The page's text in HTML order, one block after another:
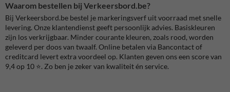
Waarom bestellen bij Verkeersbord.be?
Bij Verkeersbord.be bestel je markeringsverf uit voorraad met snelle
levering. Onze klantendienst geeft persoonlijk advies. Basiskleuren
zijn los verkrijgbaar. Minder courante kleuren, zoals rood, worden
geleverd per doos van twaalf. Online betalen via Bancontact of
creditcard levert extra voordeel op. Klanten geven ons een score van
9,4 op 10 ⭐️. Zo ben je zeker van kwaliteit én service.